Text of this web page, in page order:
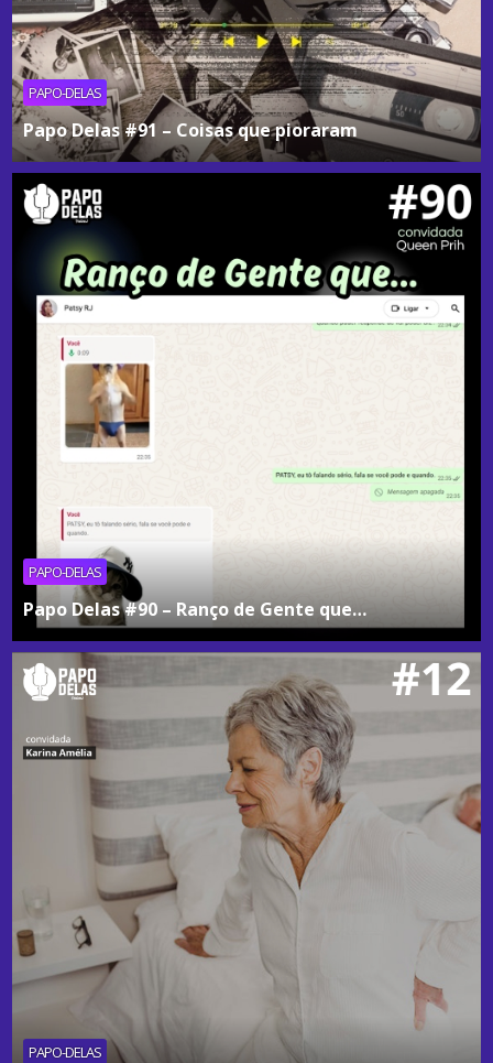
PAPO-DELAS
Papo Delas #91 – Coisas que pioraram
PAPO-DELAS
Papo Delas #90 – Ranço de Gente que…
PAPO-DELAS